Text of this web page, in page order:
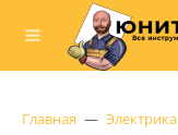
Главная Электрика